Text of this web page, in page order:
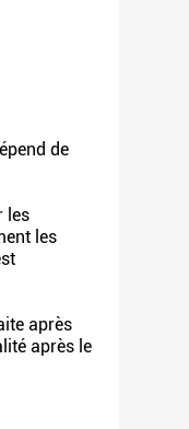
de
les
les
après
après le